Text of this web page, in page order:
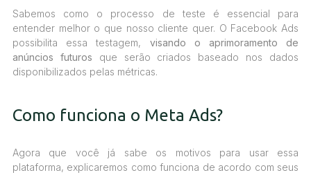
Sabemos como o processo de teste é essencial para
entender melhor o que nosso cliente quer. O Facebook Ads
possibilita essa testagem, visando o aprimoramento de
anúncios futuros que serão criados baseado nos dados
disponibilizados pelas métricas.
Como funciona o Meta Ads?
Agora que você já sabe os motivos para usar essa
plataforma, explicaremos como funciona de acordo com seus